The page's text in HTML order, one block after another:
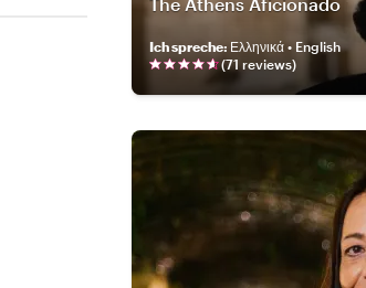
Ich spreche: Ελληνικά • English
(71 reviews)